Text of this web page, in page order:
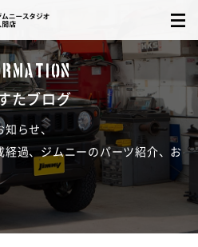
たブログ
知らせ、
過、ジムニーのパーツ紹介、お